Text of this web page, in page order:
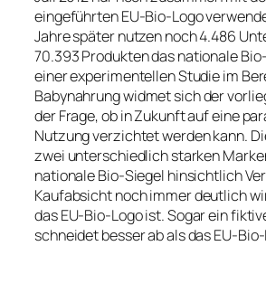
eingeführten EU-Bio-Logo
Jahre später nutzen noch 4.486
70.393 Produkten das nationale
einer experimentellen Studie im
Babynahrung widmet sich der
der Frage, ob in Zukunft auf eine
Nutzung verzichtet werden kann.
zwei unterschiedlich starken
nationale Bio-Siegel hinsichtlich
Kaufabsicht noch immer deutlich
das EU-Bio-Logo ist. Sogar ein
schneidet besser ab als das EU-